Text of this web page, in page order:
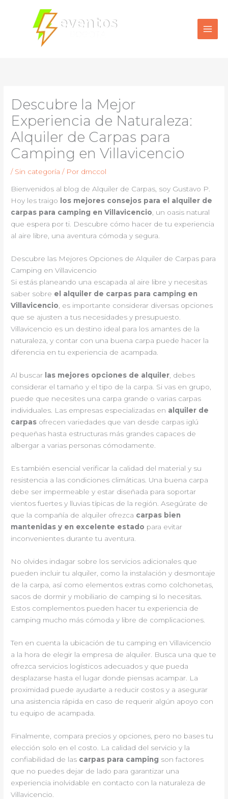
contenido
Descubre la Mejor
Experiencia de Naturaleza:
Alquiler de Carpas para
Camping en Villavicencio
/ Sin categoría / Por dmccol
Bienvenidos al blog de Alquiler de Carpas, soy Gustavo P.
Hoy les traigo
los mejores consejos para el alquiler de
carpas para camping en Villavicencio, un oasis natural
que espera por ti. Descubre cómo hacer de tu experiencia
al aire libre, una aventura cómoda y segura.
Descubre las Mejores Opciones de Alquiler de Carpas para
Camping en Villavicencio
Si estás planeando una escapada al aire libre y necesitas
saber sobre el alquiler de carpas para camping en
Villavicencio , es importante considerar diversas opciones
que se ajusten a tus necesidades y presupuesto.
Villavicencio es un destino ideal para los amantes de la
naturaleza, y contar con una buena carpa puede hacer la
diferencia en tu experiencia de acampada.
Al buscar las mejores opciones de alquiler , debes
considerar el tamaño y el tipo de la carpa. Si vas en grupo,
puede que necesites una carpa grande o varias carpas
individuales. Las empresas especializadas en alquiler de
carpas ofrecen variedades que van desde carpas iglú
pequeñas hasta estructuras más grandes capaces de
albergar a varias personas cómodamente.
Es también esencial verificar la calidad del material y su
resistencia a las condiciones climáticas. Una buena carpa
debe ser impermeable y estar diseñada para soportar
vientos fuertes y lluvias típicas de la región. Asegúrate de
que la compañía de alquiler ofrezca carpas bien
mantenidas y en excelente estado para evitar
inconvenientes durante tu aventura.
No olvides indagar sobre los servicios adicionales que
pueden incluir tu alquiler, como la instalación y desmontaje
de la carpa, así como elementos extras como colchonetas,
sacos de dormir y mobiliario de camping si lo necesitas.
Estos complementos pueden hacer tu experiencia de
camping mucho más cómoda y libre de complicaciones.
Ten en cuenta la ubicación de tu camping en Villavicencio
a la hora de elegir la empresa de alquiler. Busca una que te
ofrezca servicios logísticos adecuados y que pueda
desplazarse hasta el lugar donde piensas acampar. La
proximidad puede ayudarte a reducir costos y a asegurar
una asistencia rápida en caso de requerir algún apoyo con
tu equipo de acampada.
Finalmente, compara precios y opciones, pero no bases tu
elección solo en el costo. La calidad del servicio y la
confiabilidad de las carpas para camping son factores
que no puedes dejar de lado para garantizar una
experiencia inolvidable en contacto con la naturaleza de
Villavicencio.